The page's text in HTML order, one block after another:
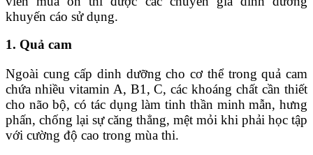
khuyến cáo sử dụng.
1. Quả cam
Ngoài cung cấp dinh dưỡng cho cơ thể trong quả cam
chứa nhiều vitamin A, B1, C, các khoáng chất cần thiết
cho não bộ, có tác dụng làm tinh thần minh mẫn, hưng
phấn, chống lại sự căng thẳng, mệt mỏi khi phải học tập
với cường độ cao trong mùa thi.